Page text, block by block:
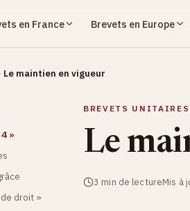
en France Brevets en Europe
Le maintien en vigueur
»
droit »
BREVETS UNITAIRES
Le
3 min de lectureMis à